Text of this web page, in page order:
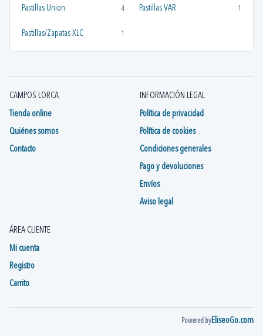
Pastillas Union 4 Pastillas VAR 1
Pastillas/Zapatas XLC 1
CAMPOS LORCA
Tienda online
Quiénes somos
Contacto
INFORMACIÓN LEGAL
Política de privacidad
Política de cookies
Condiciones generales
Pago y devoluciones
Envíos
Aviso legal
ÁREA CLIENTE
Mi cuenta
Registro
Carrito
Powered byEliseoGo.com